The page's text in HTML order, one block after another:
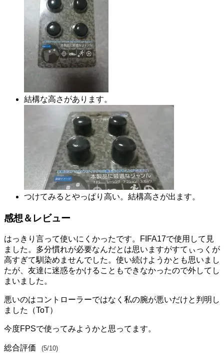
結構な高さがあります。
つけてみるとやっぱり高い。結構高さが出ます。
感想＆レビュー
はっきり言って使いにくかったです。FIFA17で使用して見
ました。多分慣れが必要なんだとは思いますがすてぃっくが
高すぎて馴染めませんでした。使い続けようかとも思いまし
たが、友達に迷惑をかけることもできなかったので外してし
まいました。
悪いのはコントローラーではなく私の腕が悪いだけと判明し
ました（ToT）
今度FPSで使ってみようかと思ってます。
総合評価 (5/10)